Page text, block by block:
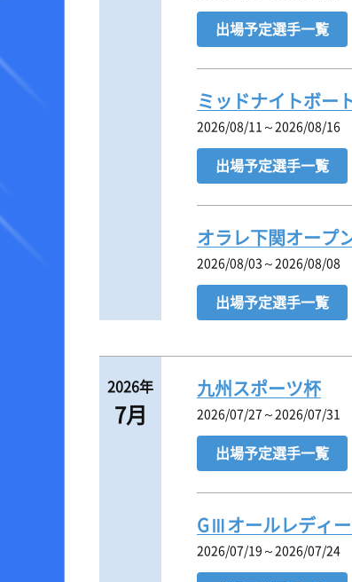
出場予定選手一覧
ミッドナイトボー
2026/08/11～2026/08/16
出場予定選手一覧
オラレ下関オープ
2026/08/03～2026/08/08
出場予定選手一覧
2026年
7月
九州スポーツ杯
2026/07/27～2026/07/31
出場予定選手一覧
GⅢオールレディ
2026/07/19～2026/07/24